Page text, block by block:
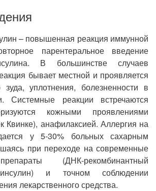
– повышенная реакция иммунной
парентеральное введение
В большинстве случаев
бывает местной и проявляется
уплотнения, болезненности в
Системные реакции встречаются
кожными проявлениями
Квинке), анафилаксией. Аллергия на
у 5-30% больных сахарным
при переходе на современные
(ДНК-рекомбинантный
инсулин) и точном соблюдении
лекарственного средства.